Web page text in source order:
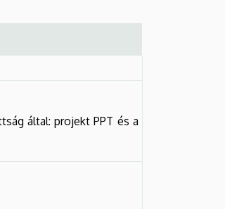
által: projekt PPT és a